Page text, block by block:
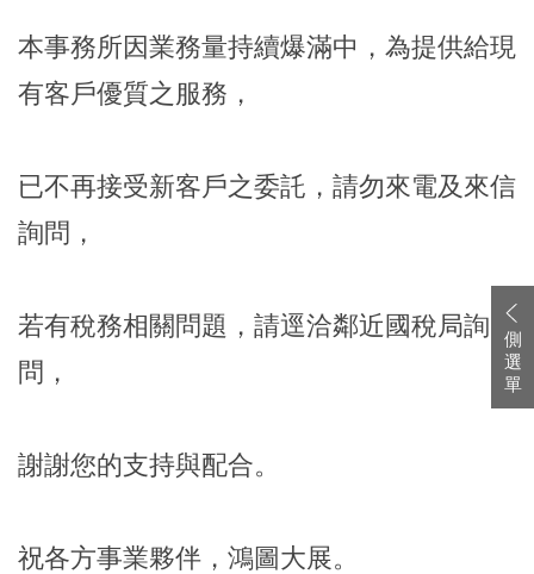
側
選
單
本事務所因業務量持續爆滿中，為提供給現
有客戶優質之服務，
已不再接受新客戶之委託，請勿來電及來信
詢問，
若有稅務相關問題，請逕洽鄰近國稅局詢
問，
謝謝您的支持與配合。
祝各方事業夥伴，鴻圖大展。